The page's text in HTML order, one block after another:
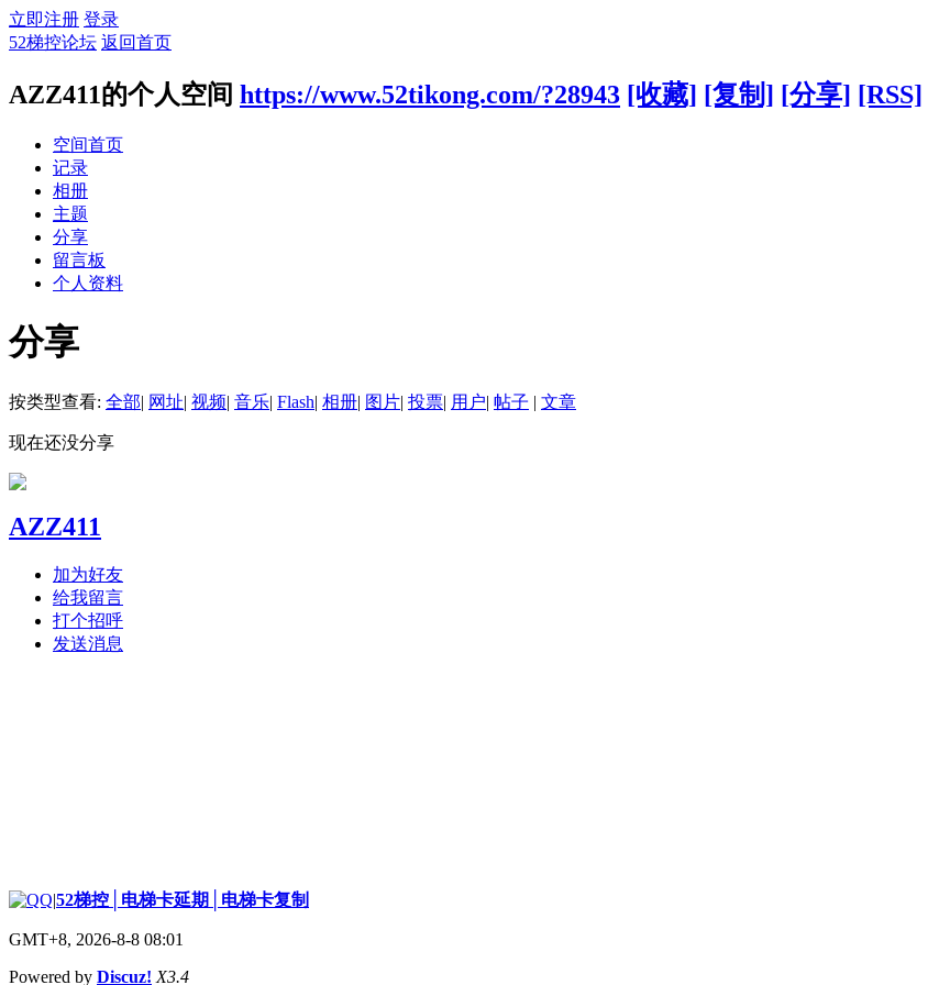
立即注册 登录
52梯控论坛 返回首页
AZZ411的个人空间 https://www.52tikong.com/?28943 [收藏] [复制] [分享] [RSS]
空间首页
记录
相册
主题
分享
留言板
个人资料
分享
按类型查看: 全部| 网址| 视频| 音乐| Flash| 相册| 图片| 投票| 用户| 帖子 | 文章
现在还没分享
AZZ411
加为好友
给我留言
打个招呼
发送消息
|52梯控│电梯卡延期│电梯卡复制
GMT+8, 2026-8-8 08:01
Powered by Discuz! X3.4